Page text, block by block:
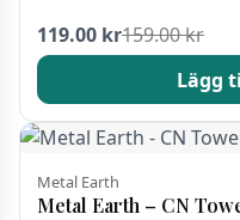
159.00krDet
119.00 kr
Det
Lägg
Metal Earth
Metal Earth – CN